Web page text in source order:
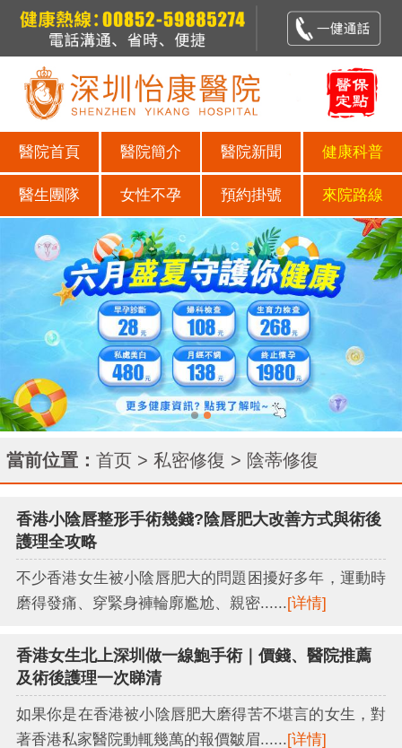
醫院首頁 醫院簡介 醫院新聞 健康科普
醫生團隊 女性不孕 預約掛號 來院路線
當前位置： 首页 > 私密修復 > 陰蒂修復
香港小陰唇整形手術幾錢?陰唇肥大改善方式與術後
護理全攻略
不少香港女生被小陰唇肥大的問題困擾好多年，運動時
磨得發痛、穿緊身褲輪廓尷尬、親密......[详情]
香港女生北上深圳做一線鮑手術｜價錢、醫院推薦
及術後護理一次睇清
如果你是在香港被小陰唇肥大磨得苦不堪言的女生，對
著香港私家醫院動輒幾萬的報價皺眉......[详情]